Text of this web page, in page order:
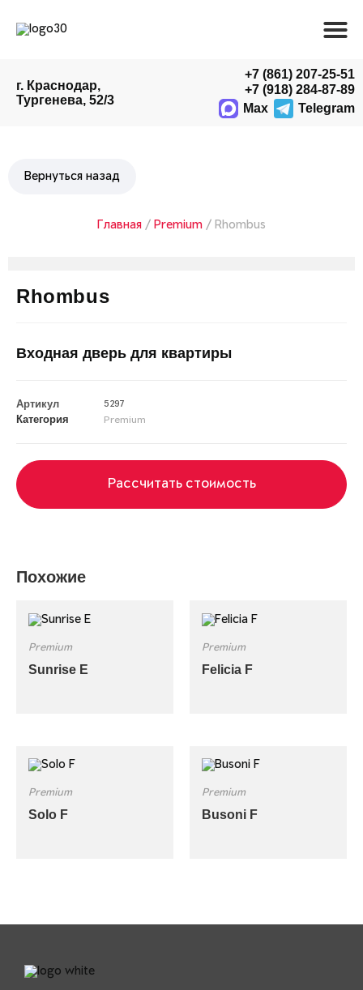
г. Краснодар,
Тургенева, 52/3
+7 (861) 207-25-51
+7 (918) 284-87-89
Max
Telegram
Главная / Premium / Rhombus
Rhombus
Входная дверь для квартиры
Артикул 5297
Категория Premium
Рассчитать стоимость
Похожие
Premium
Sunrise E
Premium
Felicia F
Premium
Solo F
Premium
Busoni F